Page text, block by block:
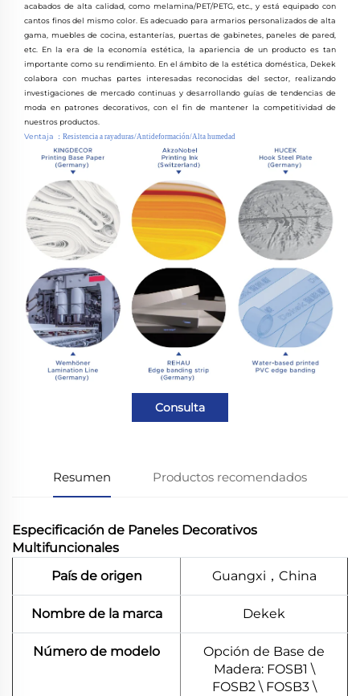
acabados de alta calidad, como melamina/PET/PETG, etc., y está equipado con
cantos finos del mismo color. Es adecuado para armarios personalizados de alta
gama, muebles de cocina, estanterías, puertas de gabinetes, paneles de pared,
etc. En la era de la economía estética, la apariencia de un producto es tan
importante como su rendimiento. En el ámbito de la estética doméstica, Dekek
colabora con muchas partes interesadas reconocidas del sector, realizando
investigaciones de mercado continuas y desarrollando guías de tendencias de
moda en patrones decorativos, con el fin de mantener la competitividad de
nuestros productos.
Ventaja
： Resistencia a rayaduras/Antideformación/Alta humedad
Consulta
Resumen Productos recomendados
Especificación de Paneles Decorativos
Multifuncionales
País de origen
Guangxi，China
Nombre de la marca Dekek
Número de modelo
Opción de Base de
Madera: FOSB1 \
FOSB2 \ FOSB3 \